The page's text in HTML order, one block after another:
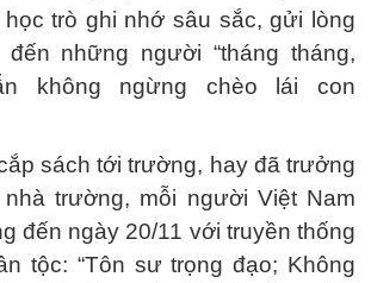
trò ghi nhớ sâu sắc, gửi lòng
những người “tháng tháng,
không ngừng chèo lái con
sách tới trường, hay đã trưởng
trường, mỗi người Việt Nam
đến ngày 20/11 với truyền thống
tộc: “Tôn sư trọng đạo; Không